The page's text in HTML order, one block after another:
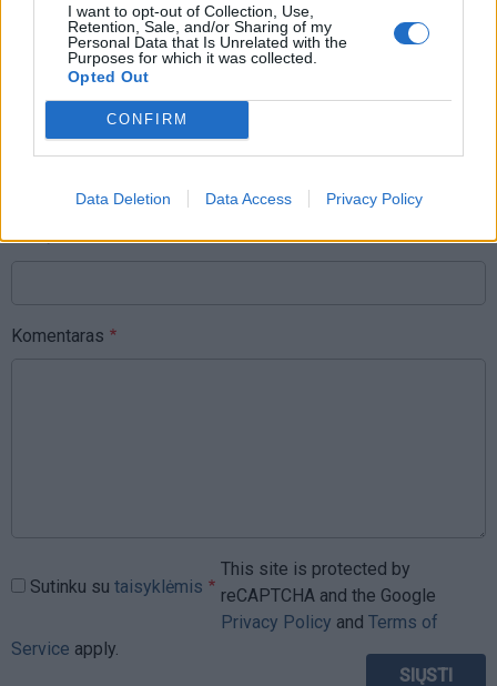
I want to opt-out of Collection, Use,
Retention, Sale, and/or Sharing of my
Personal Data that Is Unrelated with the
Purposes for which it was collected.
Opted Out
CONFIRM
Data Deletion Data Access Privacy Policy
Komentarai
Rašyti komentarą
Komentaras
Sutinku su taisyklėmis
This site is protected by
reCAPTCHA and the Google
Privacy Policy and Terms of
Service apply.